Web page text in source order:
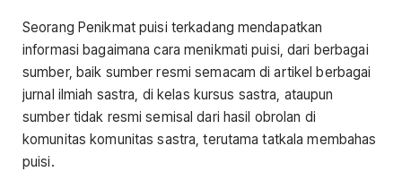
Seorang Penikmat puisi terkadang mendapatkan
informasi bagaimana cara menikmati puisi, dari berbagai
sumber, baik sumber resmi semacam di artikel berbagai
jurnal ilmiah sastra, di kelas kursus sastra, ataupun
sumber tidak resmi semisal dari hasil obrolan di
komunitas komunitas sastra, terutama tatkala membahas
puisi.